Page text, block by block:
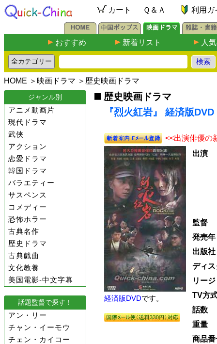
カート Ｑ＆Ａ 利用ガ
おすすめ 新着リスト 人
HOME ＞ 映画ドラマ ＞ 歴史映画ドラマ
ジャンル別
アニメ動画片
現代ドラマ
武侠
アクション
恋愛ドラマ
韓国ドラマ
バラエティー
サスペンス
コメディー
恐怖ホラー
古典名作
歴史ドラマ
古典戯曲
文化教養
美国電影-中文字幕
話題監督で探す！
アン・リー
チャン・イーモウ
チェン・カイコー
歴史映画ドラマ
『烈火紅岩』 経済版
<<出演俳優の
経済版DVDです。
出演
監督
発売年
出版社
ディス
リー
TV方
話数
重量
商品番